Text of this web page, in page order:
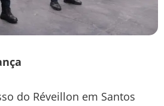
do Réveillon em Santos